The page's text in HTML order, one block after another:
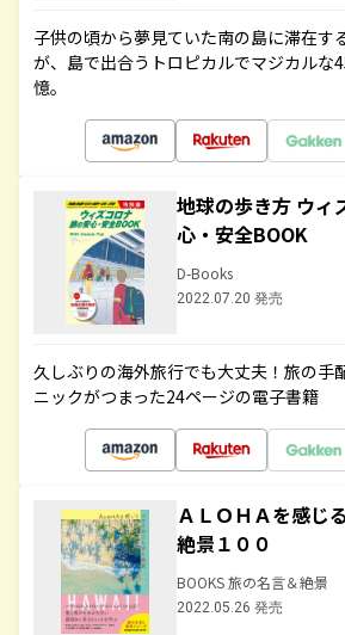
子供の頃から夢見ていた南の島に滞在す
が、島で出合うトロピカルでマジカルな
憶。
地球の歩き方 ウィ
心・安全BOOK
D-Books
2022.07.20 発売
久しぶりの海外旅行でも大丈夫！旅の手
ニックがつまった24ページの電子書籍
ＡＬＯＨＡを感じ
絶景１００
BOOKS 旅の名言＆絶景
2022.05.26 発売